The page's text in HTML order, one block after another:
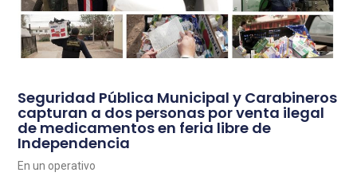
Seguridad Pública Municipal y Carabineros
capturan a dos personas por venta ilegal
de medicamentos en feria libre de
Independencia
En un operativo